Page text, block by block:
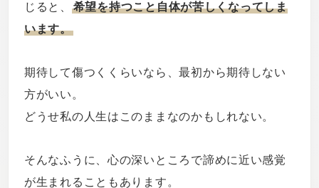
じると、 希望を持つこと自体が苦しくなってしま
います。
期待して傷つくくらいなら、最初から期待しない
方がいい。
どうせ私の人生はこのままなのかもしれない。
そんなふうに、心の深いところで諦めに近い感覚
が生まれることもあります。